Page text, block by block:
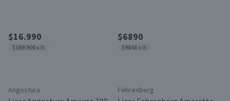
$16.990
$169.900 x lt
Angostura
$6890
$9843 x lt
Fehrenberg